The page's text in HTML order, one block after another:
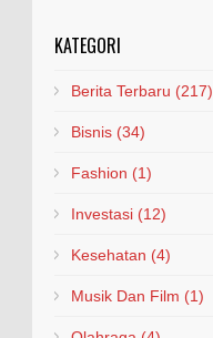
KATEGORI
Berita Terbaru (217)
Bisnis (34)
Fashion (1)
Investasi (12)
Kesehatan (4)
Musik Dan Film (1)